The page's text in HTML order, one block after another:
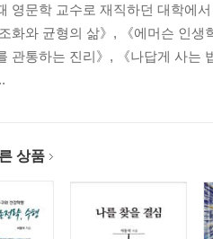
꿰뚫다
예禮로 돌아가라
이부동和而不同’
다지기
람, 노자
몸
법, 고요한 마음 ‘정定’
영문학 교수로 재직하던 대학에
조화와 균형의 삶》, 《에머슨 인
관통하는 진리》, 《나답게 사는
상품